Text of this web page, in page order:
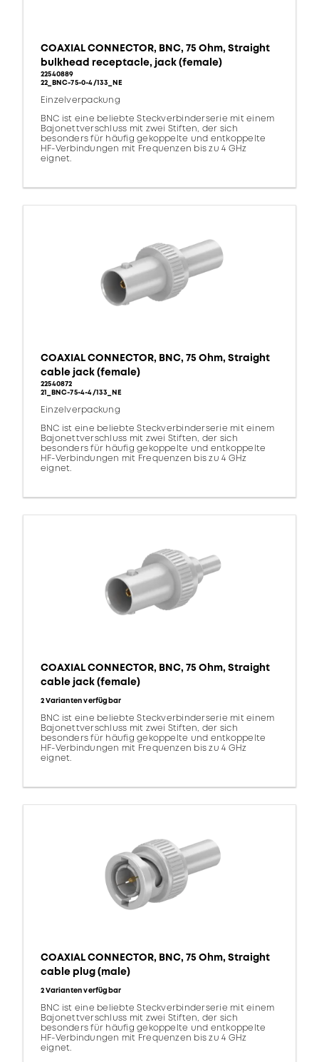
COAXIAL CONNECTOR, BNC, 75 Ohm, Straight
bulkhead receptacle, jack (female)
22540889
22_BNC-75-0-4/133_NE
Einzelverpackung
BNC ist eine beliebte Steckverbinderserie mit einem
Bajonettverschluss mit zwei Stiften, der sich
besonders für häufig gekoppelte und entkoppelte
HF-Verbindungen mit Frequenzen bis zu 4 GHz
eignet.
COAXIAL CONNECTOR, BNC, 75 Ohm, Straight
cable jack (female)
22540872
21_BNC-75-4-4/133_NE
Einzelverpackung
BNC ist eine beliebte Steckverbinderserie mit einem
Bajonettverschluss mit zwei Stiften, der sich
besonders für häufig gekoppelte und entkoppelte
HF-Verbindungen mit Frequenzen bis zu 4 GHz
eignet.
COAXIAL CONNECTOR, BNC, 75 Ohm, Straight
cable jack (female)
2 Varianten verfügbar
BNC ist eine beliebte Steckverbinderserie mit einem
Bajonettverschluss mit zwei Stiften, der sich
besonders für häufig gekoppelte und entkoppelte
HF-Verbindungen mit Frequenzen bis zu 4 GHz
eignet.
COAXIAL CONNECTOR, BNC, 75 Ohm, Straight
cable plug (male)
2 Varianten verfügbar
BNC ist eine beliebte Steckverbinderserie mit einem
Bajonettverschluss mit zwei Stiften, der sich
besonders für häufig gekoppelte und entkoppelte
HF-Verbindungen mit Frequenzen bis zu 4 GHz
eignet.